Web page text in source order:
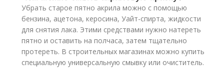
Убрать старое пятно акрила можно с помощью
бензина, ацетона, керосина, Уайт-спирта, жидкости
для снятия лака. Этими средствами нужно натереть
пятно и оставить на полчаса, затем тщательно
протереть. В строительных магазинах можно купить
специальную универсальную смывку или очиститель.